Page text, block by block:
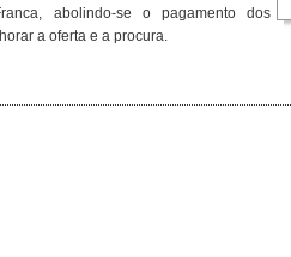
abolindo-se o pagamento dos
a oferta e a procura.